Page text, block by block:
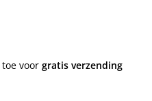
toe voor gratis verzending